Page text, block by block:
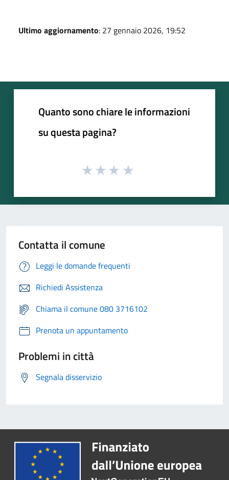
Ultimo aggiornamento: 27 gennaio 2026, 19:52
Quanto sono chiare le informazioni
su questa pagina?
Contatta il comune
Leggi le domande frequenti
Richiedi Assistenza
Chiama il comune 080 3716102
Prenota un appuntamento
Problemi in città
Segnala disservizio